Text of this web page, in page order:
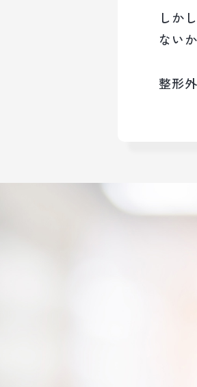
しか
ない
整形